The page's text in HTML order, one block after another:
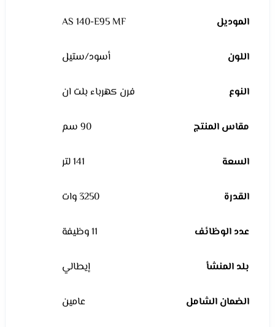
الموديل AS 140-E95 MF
اللون أسود/ستيل
النوع فرن كهرباء بلت ان
مقاس المنتج 90 سم
السعة 141 لتر
القدرة 3250 وات
عدد الوظائف 11 وظيفة
بلد المنشأ إيطالي
الضمان الشامل عامين